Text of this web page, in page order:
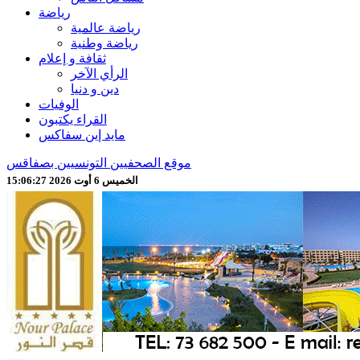
رياضة
رياضة عالمية
رياضة وطنية
ثقافة و إعلام
الرأي الآخر
دين و دنيا
الوفيات
القراء يكتبون
مايد إين سفاكس
موقع الصحفيين التونسيين بصفاقس
الخميس 6 أوت 2026 15:06:29